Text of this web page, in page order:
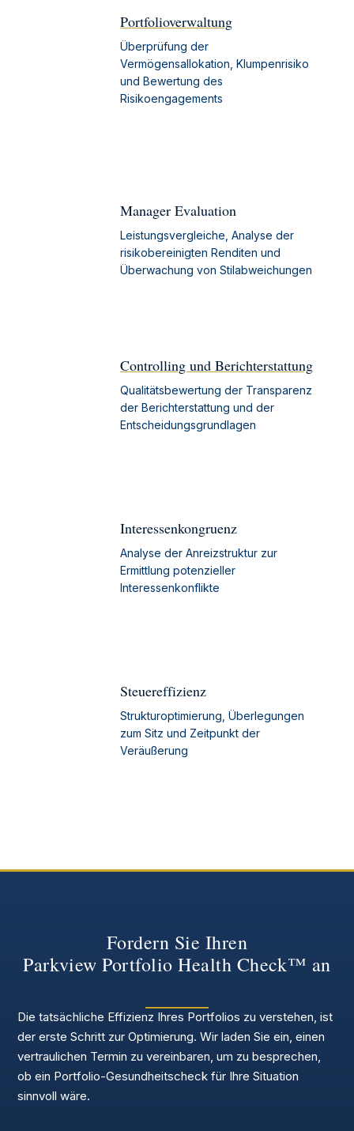
Portfolioverwaltung
Überprüfung der
Vermögensallokation, Klumpenrisiko
und Bewertung des
Risikoengagements
Manager Evaluation
Leistungsvergleiche, Analyse der
risikobereinigten Renditen und
Überwachung von Stilabweichungen
Controlling und Berichterstattung
Qualitätsbewertung der Transparenz
der Berichterstattung und der
Entscheidungsgrundlagen
Interessenkongruenz
Analyse der Anreizstruktur zur
Ermittlung potenzieller
Interessenkonflikte
Steuereffizienz
Strukturoptimierung, Überlegungen
zum Sitz und Zeitpunkt der
Veräußerung
Fordern Sie Ihren
Parkview Portfolio Health Check™ an
Die tatsächliche Effizienz Ihres Portfolios zu verstehen, ist
der erste Schritt zur Optimierung. Wir laden Sie ein, einen
vertraulichen Termin zu vereinbaren, um zu besprechen,
ob ein Portfolio-Gesundheitscheck für Ihre Situation
sinnvoll wäre.